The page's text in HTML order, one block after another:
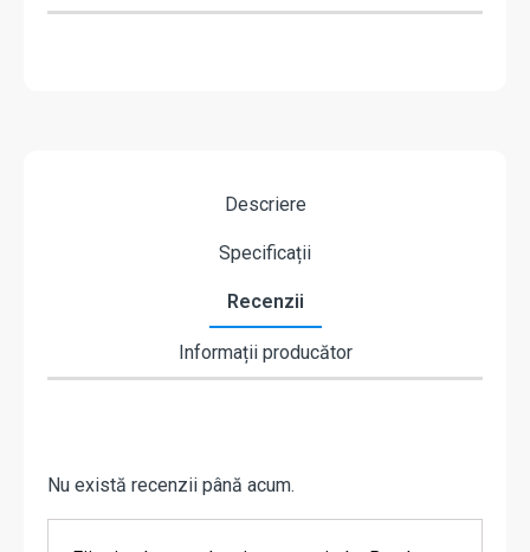
Descriere
Specificații
Recenzii
Informații producător
Nu există recenzii până acum.